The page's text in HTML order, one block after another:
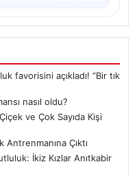
favorisini açıkladı! “Bir tık
nasıl oldu?
ve Çok Sayıda Kişi
Çıktı
İkiz Kızlar Anıtkabir